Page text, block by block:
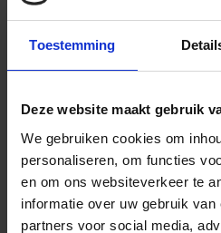
Toestemming
Deze website maakt gebruik
We gebruiken cookies om
personaliseren, om functies
en om ons websiteverkeer te
informatie over uw gebruik
partners voor social media,